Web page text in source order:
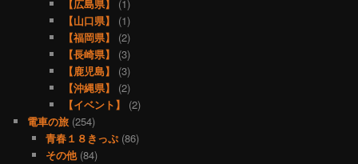
【広島県】
(1)
【山口県】
(1)
【福岡県】
(2)
【長崎県】
(3)
【鹿児島】
(3)
【沖縄県】
(2)
【イベント】
(2)
電車の旅 (254)
青春１８きっぷ(86)
その他(84)